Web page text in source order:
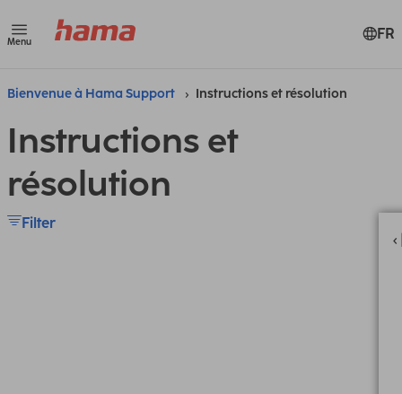
Menu FR
Bienvenue à Hama Support Instructions et résolution
Instructions et
résolution
Filter